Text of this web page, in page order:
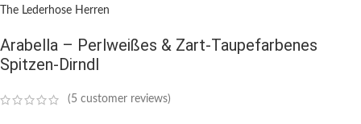
The Lederhose Herren
Arabella – Perlweißes & Zart-Taupefarbenes
Spitzen-Dirndl
(5 customer reviews)